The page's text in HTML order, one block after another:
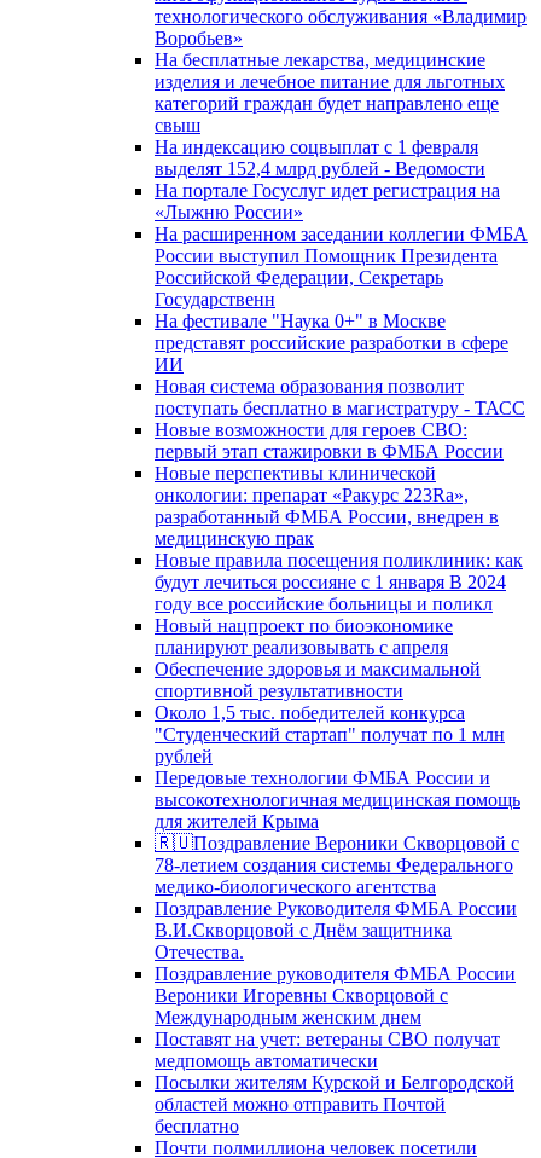
технологического обслуживания «Владимир
Воробьев»
На бесплатные лекарства, медицинские
изделия и лечебное питание для льготных
категорий граждан будет направлено еще
свыш
На индексацию соцвыплат с 1 февраля
выделят 152,4 млрд рублей - Ведомости
На портале Госуслуг идет регистрация на
«Лыжню России»
На расширенном заседании коллегии ФМБА
России выступил Помощник Президента
Российской Федерации, Секретарь
Государственн
На фестивале "Наука 0+" в Москве
представят российские разработки в сфере
ИИ
Новая система образования позволит
поступать бесплатно в магистратуру - ТАСС
Новые возможности для героев СВО:
первый этап стажировки в ФМБА России
Новые перспективы клинической
онкологии: препарат «Ракурс 223Ra»,
разработанный ФМБА России, внедрен в
медицинскую прак
Новые правила посещения поликлиник: как
будут лечиться россияне с 1 января В 2024
году все российские больницы и поликл
Новый нацпроект по биоэкономике
планируют реализовывать с апреля
Обеспечение здоровья и максимальной
спортивной результативности
Около 1,5 тыс. победителей конкурса
"Студенческий стартап" получат по 1 млн
рублей
Передовые технологии ФМБА России и
высокотехнологичная медицинская помощь
для жителей Крыма
🇷🇺Поздравление Вероники Скворцовой с
78-летием создания системы Федерального
медико-биологического агентства
Поздравление Руководителя ФМБА России
В.И.Скворцовой с Днём защитника
Отечества.
Поздравление руководителя ФМБА России
Вероники Игоревны Скворцовой с
Международным женским днем
Поставят на учет: ветераны СВО получат
медпомощь автоматически
Посылки жителям Курской и Белгородской
областей можно отправить Почтой
бесплатно
Почти полмиллиона человек посетили